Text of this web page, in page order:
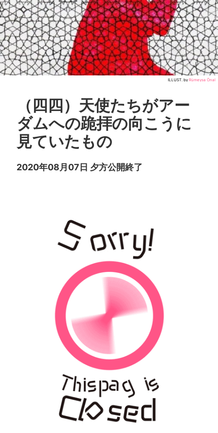
ILLUST. by Rümeysa Önal
（四四）天使たちがアー
ダムへの跪拝の向こうに
見ていたもの
2020年08月07日 夕方公開終了